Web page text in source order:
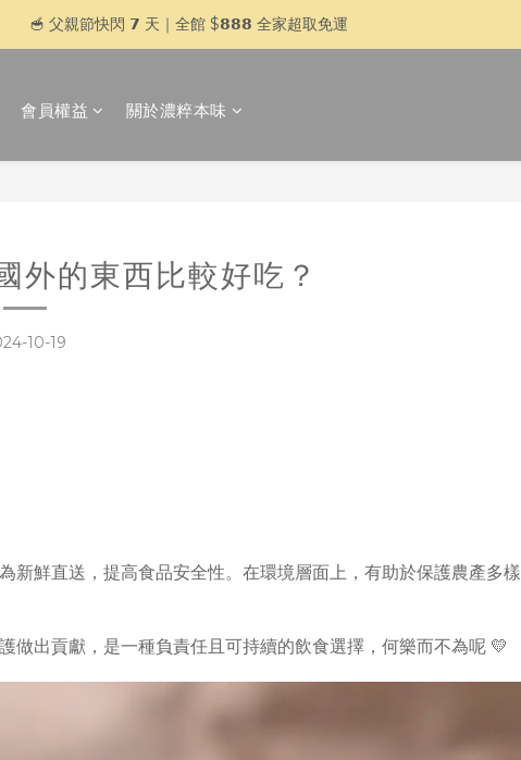
🥣 父親節快閃 𝟳 天｜全館 $𝟴𝟴𝟴 全家超取免運
🥣 父親節快閃 𝟳 天｜全館 $𝟴𝟴𝟴 全家超取免運
加入 LINE 好友，傳訊「好想喝湯」再贈＄𝟱𝟬 購物金
會員權益 關於濃粹本味
外的東西比較好吃？
10-19
新鮮直送，提高食品安全性。在環境層面上，有助於保護農產多樣
出貢獻，是一種負責任且可持續的飲食選擇，何樂而不為呢 💛